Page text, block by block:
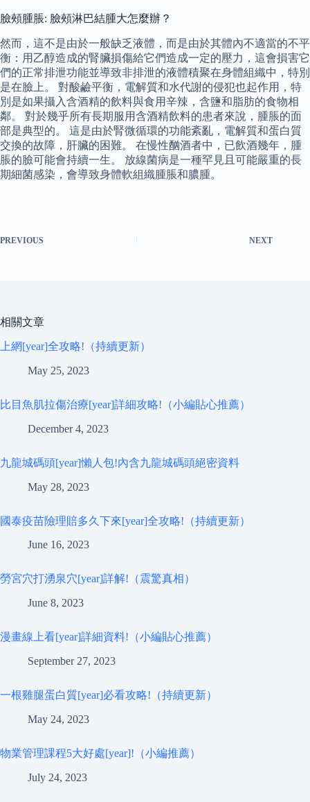
臉頰腫脹: 臉頰淋巴結腫大怎麼辦？
然而，這不是由於一般缺乏液體，而是由於其體內不適當的不平
衡：用乙醇造成的腎臟損傷給它們造成一定的壓力，這會損害它
們的正常排泄功能並導致非排泄的液體積聚在身體組織中，特別
是在臉上。 對酸鹼平衡，電解質和水代謝的侵犯也起作用，特
別是如果攝入含酒精的飲料與食用辛辣，含鹽和脂肪的食物相
鄰。 對於幾乎所有長期服用含酒精飲料的患者來說，腫脹的面
部是典型的。 這是由於腎微循環的功能紊亂，電解質和蛋白質
交換的故障，肝臟的困難。 在慢性酗酒者中，已飲酒幾年，腫
脹的臉可能會持續一生。 放線菌病是一種罕見且可能嚴重的長
期細菌感染，會導致身體軟組織腫脹和膿腫。
PREVIOUS NEXT
相關文章
上網[year]全攻略!（持續更新）
May 25, 2023
比目魚肌拉傷治療[year]詳細攻略!（小編貼心推薦）
December 4, 2023
九龍城碼頭[year]懶人包!內含九龍城碼頭絕密資料
May 28, 2023
國泰疫苗險理賠多久下來[year]全攻略!（持續更新）
June 16, 2023
勞宮穴打湧泉穴[year]詳解!（震驚真相）
June 8, 2023
漫畫線上看[year]詳細資料!（小編貼心推薦）
September 27, 2023
一根雞腿蛋白質[year]必看攻略!（持續更新）
May 24, 2023
物業管理課程5大好處[year]!（小編推薦）
July 24, 2023